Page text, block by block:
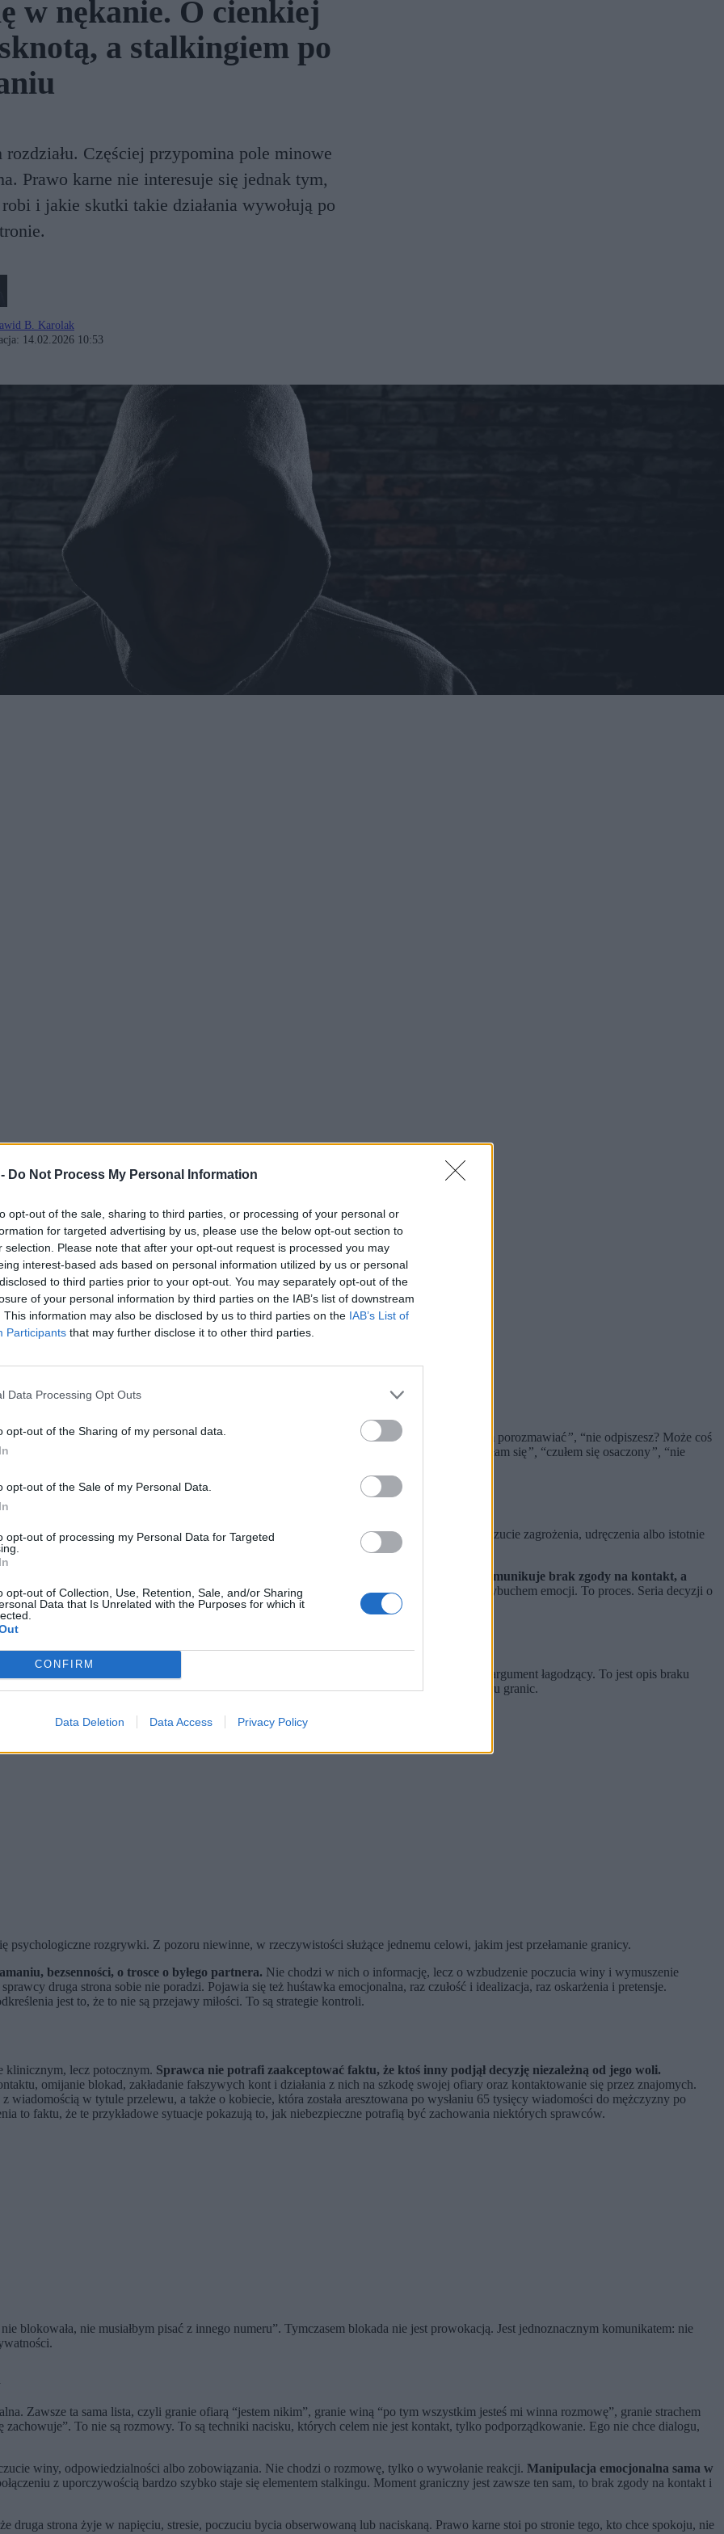
Do Not Process My Personal Information
opt-out of the sale, sharing to third parties, or processing of your personal or
for targeted advertising by us, please use the below opt-out section to
selection. Please note that after your opt-out request is processed you may
interest-based ads based on personal information utilized by us or personal
to third parties prior to your opt-out. You may separately opt-out of the
of your personal information by third parties on the IAB’s list of downstream
This information may also be disclosed by us to third parties on the IAB’s List of
Participants that may further disclose it to other third parties.
Data Processing Opt Outs
opt-out of the Sharing of my personal data.
opt-out of the Sale of my Personal Data.
opt-out of processing my Personal Data for Targeted
opt-out of Collection, Use, Retention, Sale, and/or Sharing
Data that Is Unrelated with the Purposes for which it
CONFIRM
Data Deletion Data Access Privacy Policy
w nękanie. O cienkiej
a stalkingiem po
Częściej przypomina pole minowe
Prawo karne nie interesuje się jednak tym,
i jakie skutki takie działania wywołują po
B. Karolak
14.02.2026 10:53
nękania , dotyczy byłych partnerów. W takich sprawach pada to samo zdanie: “ja tylko chciałem porozmawiać”, “nie odpiszesz? Może coś
codziennie, jak wyjaśnia “przez przypadek”. I niemal zawsze druga strona odpowiada: “bałam się”, “czułem się osaczony”, “nie
realna granica odpowiedzialności karnej.
Penalizuje uporczywe nękanie, które wywołuje u pokrzywdzonego uzasadnione poczucie zagrożenia, udręczenia albo istotnie
skutek po stronie ofiary.
nie czynią z nikogo przestępcy.
Problem zaczyna się w chwili, gdy druga osoba jasno komunikuje brak zgody na kontakt, a
dialogiem, lecz z naruszeniem granic. W orzecznictwie widać wyraźnie, że stalking nie jest wybuchem emocji. To proces. Seria decyzji o
do wchodzenia w cudze życie. Stwierdzenie: „Nie mogłem się powstrzymać” – to nie jest argument łagodzący. To jest opis braku
jest niechciany i powtarzalny, tęsknota przestaje być uczuciem. Staje się decyzją o naruszaniu granic.
rozgrywki. Z pozoru niewinne, w rzeczywistości służące jednemu celowi, jakim jest przełamanie granicy.
bezsenności, o trosce o byłego partnera. Nie chodzi w nich o informację, lecz o wzbudzenie poczucia winy i wymuszenie
druga strona sobie nie poradzi. Pojawia się też huśtawka emocjonalna, raz czułość i idealizacja, raz oskarżenia i pretensje.
jest to, że to nie są przejawy miłości. To są strategie kontroli.
klinicznym, lecz potocznym. Sprawca nie potrafi zaakceptować faktu, że ktoś inny podjął decyzję niezależną od jego woli.
omijanie blokad, zakładanie fałszywych kont i działania z nich na szkodę swojej ofiary oraz kontaktowanie się przez znajomych.
wiadomością w tytule przelewu, a także o kobiecie, która została aresztowana po wysłaniu 65 tysięcy wiadomości do mężczyzny po
to faktu, że te przykładowe sytuacje pokazują to, jak niebezpieczne potrafią być zachowania niektórych sprawców.
blokowała, nie musiałbym pisać z innego numeru”. Tymczasem blokada nie jest prowokacją. Jest jednoznacznym komunikatem: nie
Zawsze ta sama lista, czyli granie ofiarą “jestem nikim”, granie winą “po tym wszystkim jesteś mi winna rozmowę”, granie strachem
To nie są rozmowy. To są techniki nacisku, których celem nie jest kontakt, tylko podporządkowanie. Ego nie chce dialogu,
winy, odpowiedzialności albo zobowiązania. Nie chodzi o rozmowę, tylko o wywołanie reakcji. Manipulacja emocjonalna sama w
z uporczywością bardzo szybko staje się elementem stalkingu. Moment graniczny jest zawsze ten sam, to brak zgody na kontakt i
druga strona żyje w napięciu, stresie, poczuciu bycia obserwowaną lub naciskaną. Prawo karne stoi po stronie tego, kto chce spokoju, nie